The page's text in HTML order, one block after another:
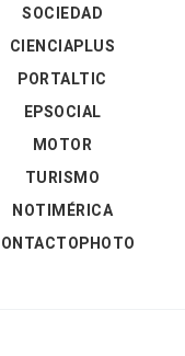
SOCIEDAD
CIENCIAPLUS
PORTALTIC
EPSOCIAL
MOTOR
TURISMO
NOTIMÉRICA